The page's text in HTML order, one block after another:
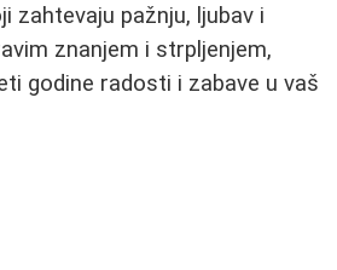
zahtevaju pažnju, ljubav i
znanjem i strpljenjem,
godine radosti i zabave u vaš